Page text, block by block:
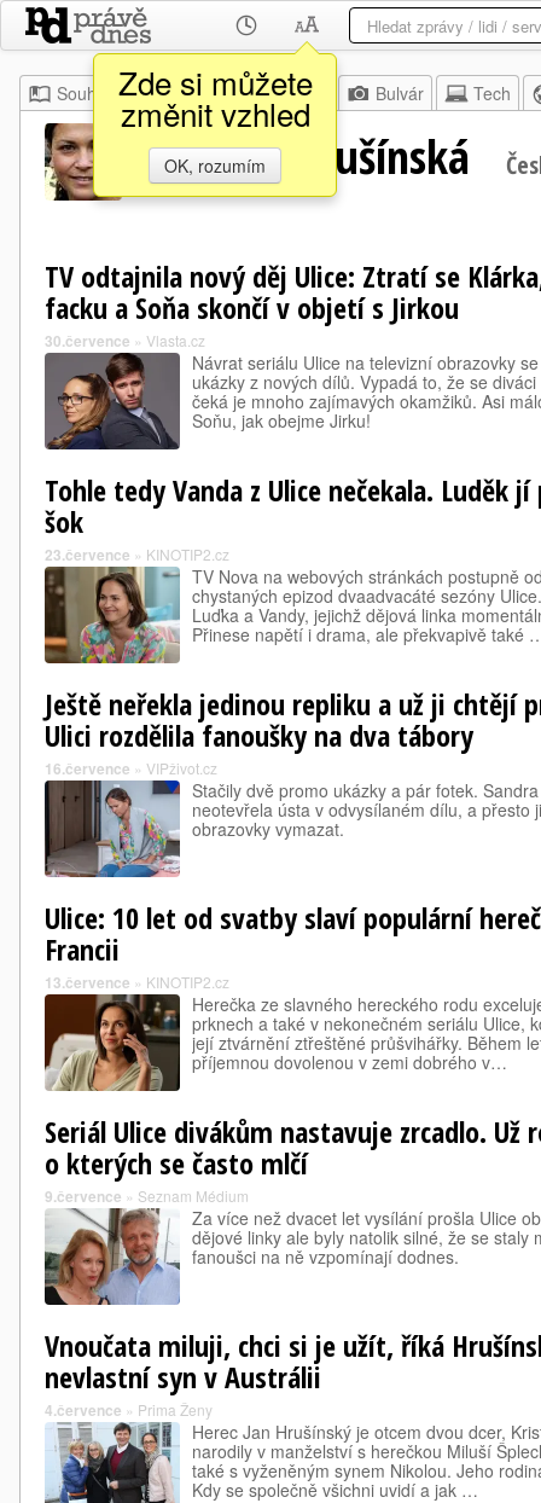
Zde si můžete
změnit vzhled
OK, rozumím
Souhrn Moje Z domova Bulvár Tech
Kristýna Hrušínská
TV odtajnila nový děj Ulice: Ztratí se
facku a Soňa skončí v objetí s Jirkou
30.července » Vlasta.cz
Návrat seriálu Ulice na televizní obrazovky
ukázky z nových dílů. Vypadá to, že se
čeká je mnoho zajímavých okamžiků. Asi
Soňu, jak obejme Jirku!
Tohle tedy Vanda z Ulice nečekala. Luděk
šok
23.července » KINOTIP2.cz
TV Nova na webových stránkách postupně
chystaných epizod dvaadvacáté sezóny
Luďka a Vandy, jejichž dějová linka
Přinese napětí i drama, ale překvapivě také
Ještě neřekla jedinou repliku a už ji chtějí
Ulici rozdělila fanoušky na dva tábory
16.července » VIPživot.cz
Stačily dvě promo ukázky a pár fotek.
neotevřela ústa v odvysílaném dílu, a přesto
obrazovky vymazat.
Ulice: 10 let od svatby slaví populární
Francii
13.července » KINOTIP2.cz
Herečka ze slavného hereckého rodu
prknech a také v nekonečném seriálu Ulice,
její ztvárnění ztřeštěné průšvihářky. Během
příjemnou dovolenou v zemi dobrého v…
Seriál Ulice divákům nastavuje zrcadlo.
o kterých se často mlčí
9.července » Seznam Médium
Za více než dvacet let vysílání prošla Ulice
dějové linky ale byly natolik silné, že se staly
fanoušci na ně vzpomínají dodnes.
Vnoučata miluji, chci si je užít, říká
nevlastní syn v Austrálii
4.července » Prima Ženy
Herec Jan Hrušínský je otcem dvou dcer,
narodily v manželství s herečkou Miluší
také s vyženěným synem Nikolou. Jeho
Kdy se společně všichni uvidí a jak …